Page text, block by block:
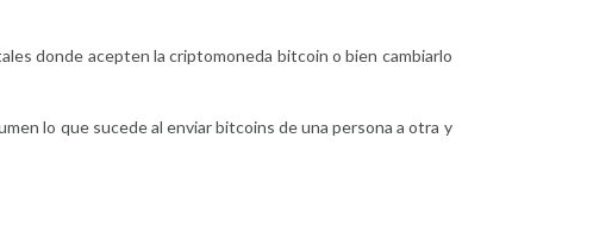
donde acepten la criptomoneda bitcoin o bien cambiarlo
lo que sucede al enviar bitcoins de una persona a otra y